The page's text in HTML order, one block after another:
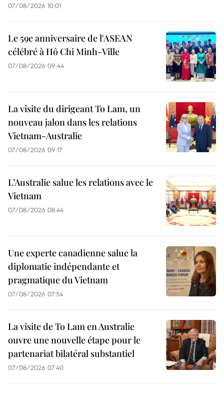
07/08/2026 10:01
Le 59e anniversaire de l'ASEAN
célébré à Hô Chi Minh-Ville
07/08/2026 09:44
La visite du dirigeant To Lam, un
nouveau jalon dans les relations
Vietnam-Australie
07/08/2026 09:17
L’Australie salue les relations avec le
Vietnam
07/08/2026 08:44
Une experte canadienne salue la
diplomatie indépendante et
pragmatique du Vietnam
07/08/2026 07:54
La visite de To Lam en Australie
ouvre une nouvelle étape pour le
partenariat bilatéral substantiel
07/08/2026 07:40